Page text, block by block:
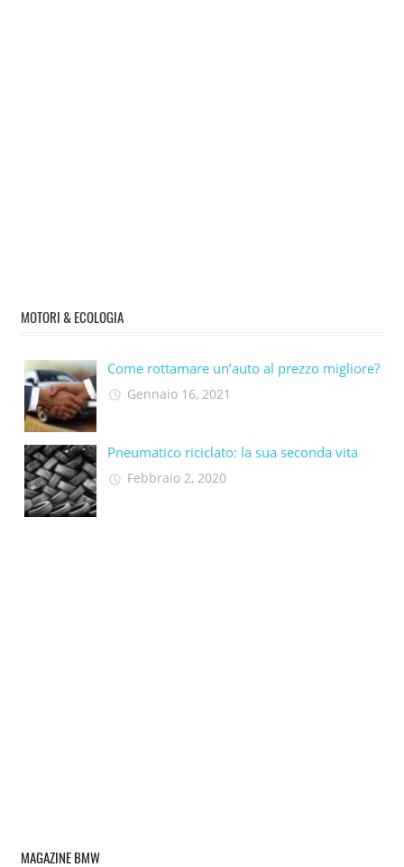
MOTORI & ECOLOGIA
Come rottamare un’auto al prezzo migliore?
Gennaio 16, 2021
Pneumatico riciclato: la sua seconda vita​
Febbraio 2, 2020
MAGAZINE BMW